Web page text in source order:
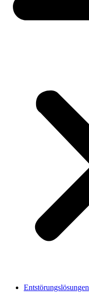
Entstörungslösungen